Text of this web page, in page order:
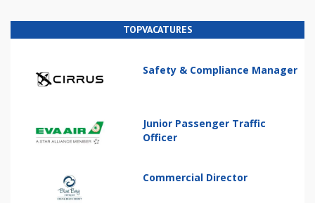
TOPVACATURES
Safety & Compliance Manager
Junior Passenger Traffic
Officer
Commercial Director